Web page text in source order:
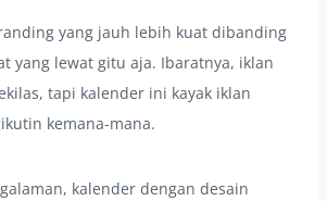
yang jauh lebih kuat dibanding
yang lewat gitu aja. Ibaratnya, iklan
tapi kalender ini kayak iklan
kemana-mana.
kalender dengan desain